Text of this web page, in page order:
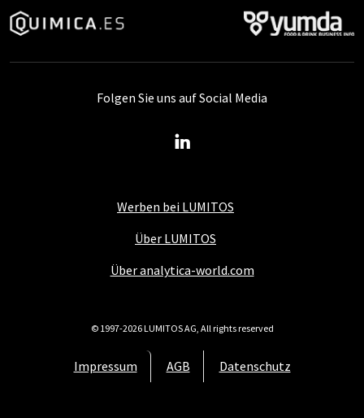
Werben bei LUMITOS
Über LUMITOS
Über analytica-world.com
Impressum AGB Datenschutz
Folgen Sie uns auf Social Media
© 1997-2026 LUMITOS AG, All rights reserved